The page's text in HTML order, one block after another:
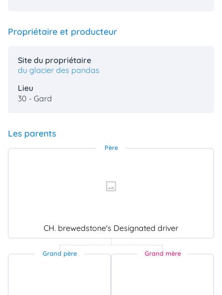
Propriétaire et producteur
Site du propriétaire
du glacier des pandas
Lieu
30 - Gard
Les parents
Père
CH. brewedstone's Designated driver
Grand père Grand mère